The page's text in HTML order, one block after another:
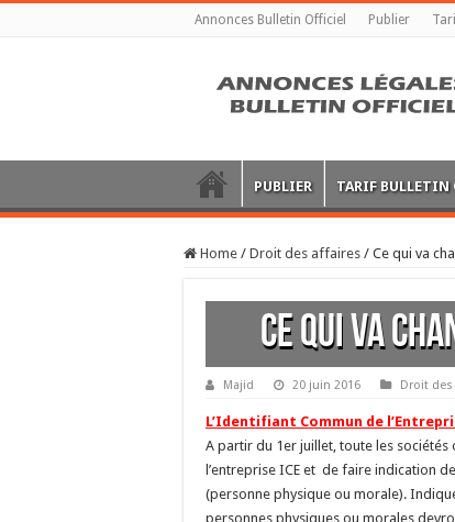
Annonces Bulletin Officiel Publier
PUBLIER TARIF BULLETIN
Home / Droit des affaires / Ce qui va
Ce qui va
Majid 20 juin 2016 Droit des
L’Identifiant Commun de
A partir du 1er juillet, toute les
l’entreprise ICE et de faire indication
(personne physique ou morale).
personnes physiques ou morales